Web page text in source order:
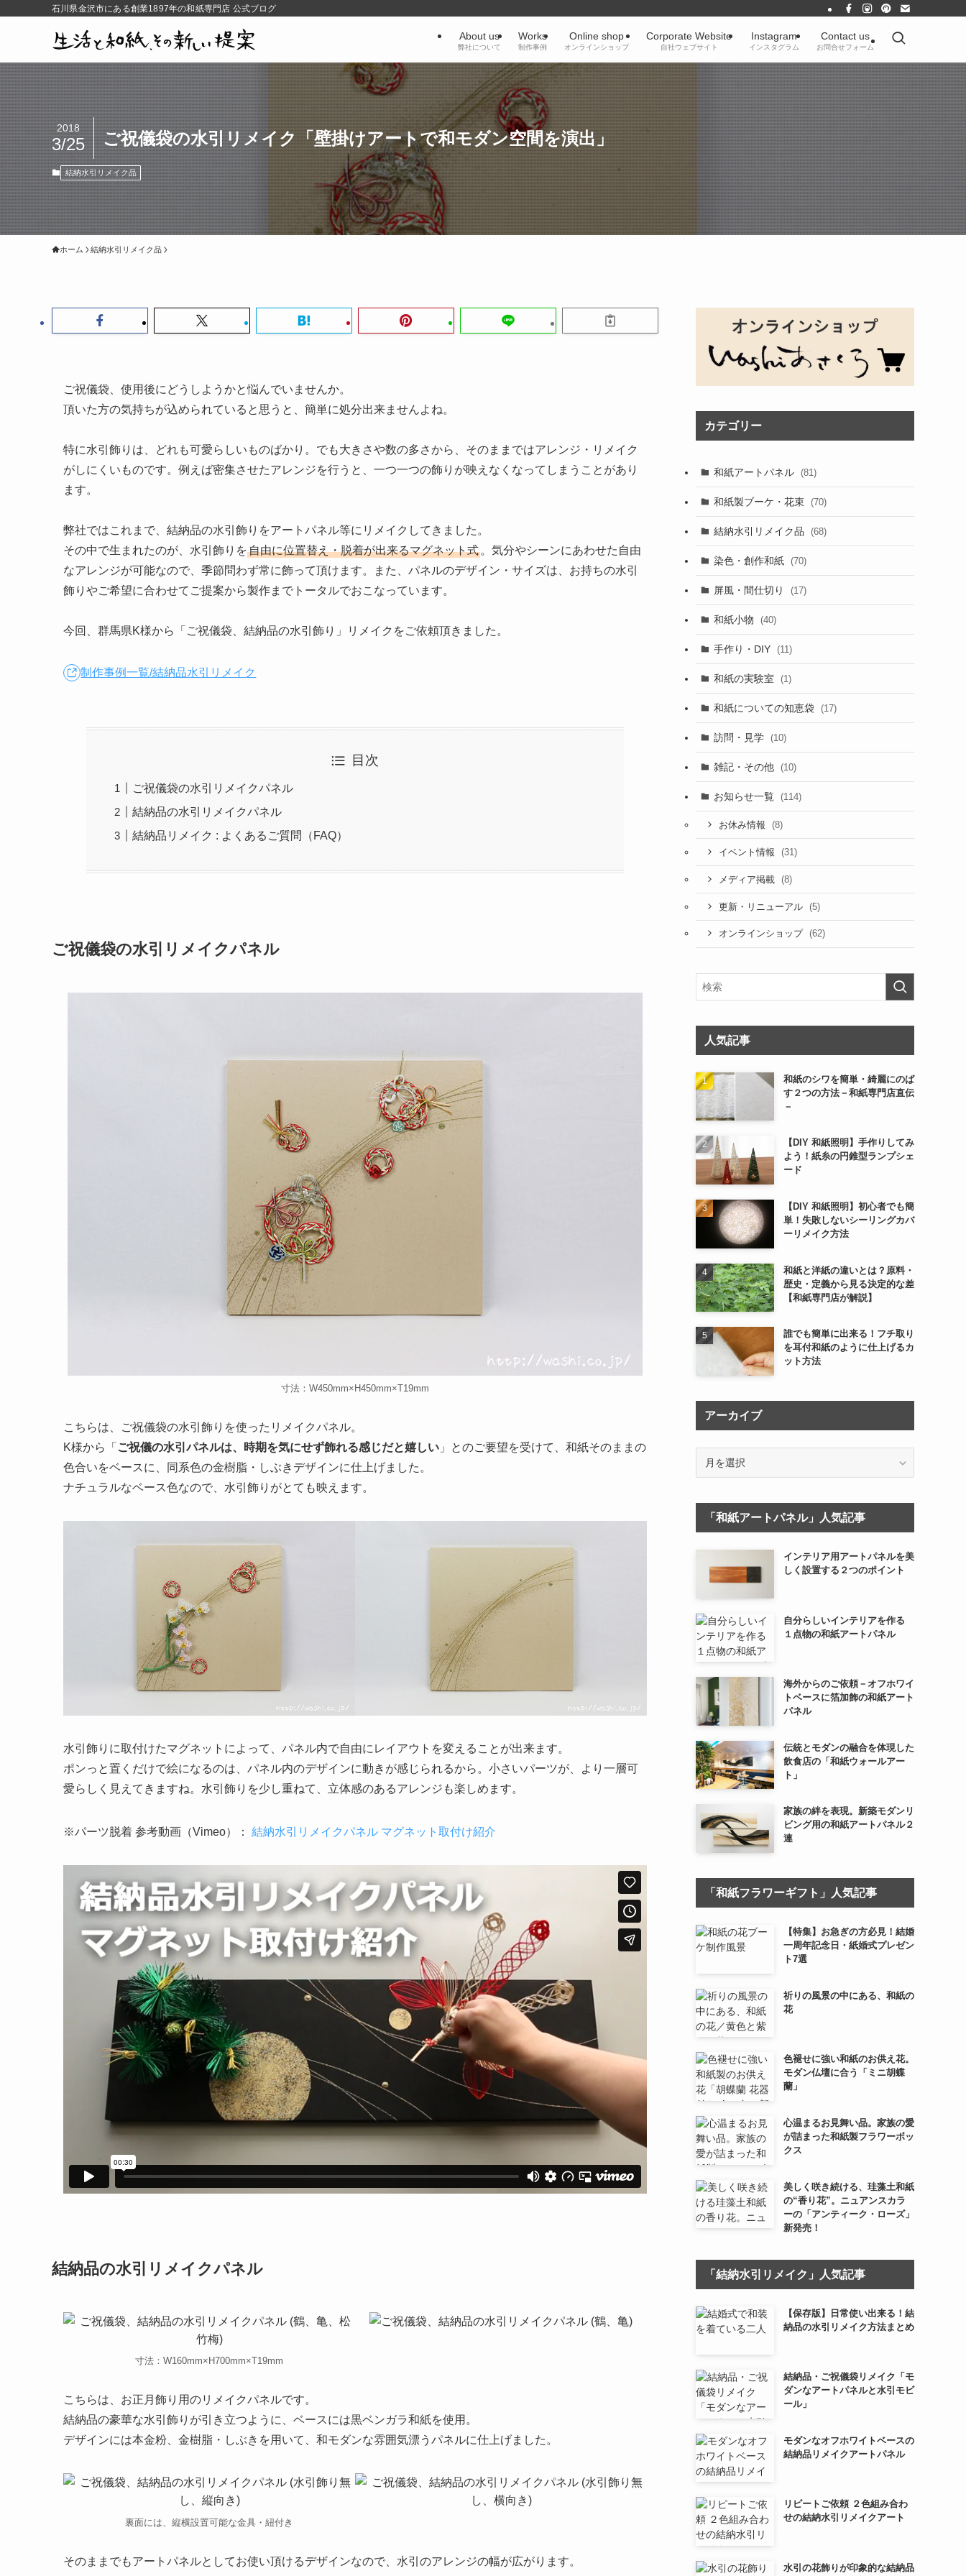
石川県金沢市にある創業1897年の和紙専門店 公式ブログ
About us
弊社について
Works
制作事例
Online shop
オンラインショップ
Corporate Website
自社ウェブサイト
Instagram
インスタグラム
Contact us
お問合せフォーム
ご祝儀袋の水引リメイク「壁掛けアートで和モダン空間を演出」
2018
3/25
結納水引リメイク品
ホーム 結納水引リメイク品
ご祝儀袋、使用後にどうしようかと悩んでいませんか。
頂いた方の気持ちが込められていると思うと、簡単に処分出来ませんよね。
特に水引飾りは、どれも可愛らしいものばかり。でも大きさや数の多さから、そのままではアレンジ・リメイク
がしにくいものです。例えば密集させたアレンジを行うと、一つ一つの飾りが映えなくなってしまうことがあり
ます。
弊社ではこれまで、結納品の水引飾りをアートパネル等にリメイクしてきました。
その中で生まれたのが、水引飾りを自由に位置替え・脱着が出来るマグネット式 。気分やシーンにあわせた自由
なアレンジが可能なので、季節問わず常に飾って頂けます。また、パネルのデザイン・サイズは、お持ちの水引
飾りやご希望に合わせてご提案から製作までトータルでおこなっています。
今回、群馬県K様から「ご祝儀袋、結納品の水引飾り」リメイクをご依頼頂きました。
制作事例一覧/結納品水引リメイク
目次
ご祝儀袋の水引リメイクパネル
結納品の水引リメイクパネル
結納品リメイク : よくあるご質問（FAQ）
ご祝儀袋の水引リメイクパネル
寸法：W450mm×H450mm×T19mm
こちらは、ご祝儀袋の水引飾りを使ったリメイクパネル。
K様から「 ご祝儀の水引パネルは、時期を気にせず飾れる感じだと嬉しい 」とのご要望を受けて、和紙そのままの
色合いをベースに、同系色の金樹脂・しぶきデザインに仕上げました。
ナチュラルなベース色なので、水引飾りがとても映えます。
水引飾りに取付けたマグネットによって、パネル内で自由にレイアウトを変えることが出来ます。
ポンっと置くだけで絵になるのは、パネル内のデザインに動きが感じられるから。小さいパーツが、より一層可
愛らしく見えてきますね。水引飾りを少し重ねて、立体感のあるアレンジも楽しめます。
※パーツ脱着 参考動画（Vimeo）： 結納水引リメイクパネル マグネット取付け紹介
結納品の水引リメイクパネル
寸法：W160mm×H700mm×T19mm
こちらは、お正月飾り用のリメイクパネルです。
結納品の豪華な水引飾りが引き立つように、ベースには黒ベンガラ和紙を使用。
デザインには本金粉、金樹脂・しぶきを用いて、和モダンな雰囲気漂うパネルに仕上げました。
裏面には、縦横設置可能な金具・紐付き
そのままでもアートパネルとしてお使い頂けるデザインなので、水引のアレンジの幅が広がります。
カテゴリー
和紙アートパネル (81)
和紙製ブーケ・花束 (70)
結納水引リメイク品 (68)
染色・創作和紙 (70)
屏風・間仕切り (17)
和紙小物 (40)
手作り・DIY (11)
和紙の実験室 (1)
和紙についての知恵袋 (17)
訪問・見学 (10)
雑記・その他 (10)
お知らせ一覧 (114)
お休み情報 (8)
イベント情報 (31)
メディア掲載 (8)
更新・リニューアル (5)
オンラインショップ (62)
人気記事
和紙のシワを簡単・綺麗にのば
す２つの方法－和紙専門店直伝
－
【DIY 和紙照明】手作りしてみ
よう！紙糸の円錐型ランプシェ
ード
【DIY 和紙照明】初心者でも簡
単！失敗しないシーリングカバ
ーリメイク方法
和紙と洋紙の違いとは？原料・
歴史・定義から見る決定的な差
【和紙専門店が解説】
誰でも簡単に出来る！フチ取り
を耳付和紙のように仕上げるカ
ット方法
アーカイブ
イ
「和紙アートパネル」人気記事
インテリア用アートパネルを美
しく設置する２つのポイント
自分らしいインテリアを作る
１点物の和紙アートパネル
海外からのご依頼－オフホワイ
トベースに箔加飾の和紙アート
パネル
伝統とモダンの融合を体現した
飲食店の「和紙ウォールアー
ト」
家族の絆を表現。新築モダンリ
ビング用の和紙アートパネル２
連
「和紙フラワーギフト」人気記事
【特集】お急ぎの方必見！結婚
一周年記念日・紙婚式プレゼン
ト7選
祈りの風景の中にある、和紙の
花
色褪せに強い和紙のお供え花。
モダン仏壇に合う「ミニ胡蝶
蘭」
心温まるお見舞い品。家族の愛
が詰まった和紙製フラワーボッ
クス
美しく咲き続ける、珪藻土和紙
の“香り花”。ニュアンスカラ
ーの「アンティーク・ローズ」
新発売！
「結納水引リメイク」人気記事
【保存版】日常使い出来る！結
納品の水引リメイク方法まとめ
結納品・ご祝儀袋リメイク「モ
ダンなアートパネルと水引モビ
ール」
モダンなオフホワイトベースの
結納品リメイクアートパネル
リピートご依頼 ２色組み合わ
せの結納水引リメイクアート
水引の花飾りが印象的な結納品